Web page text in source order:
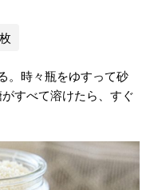
。時々瓶をゆすって砂
すべて溶けたら、すぐ